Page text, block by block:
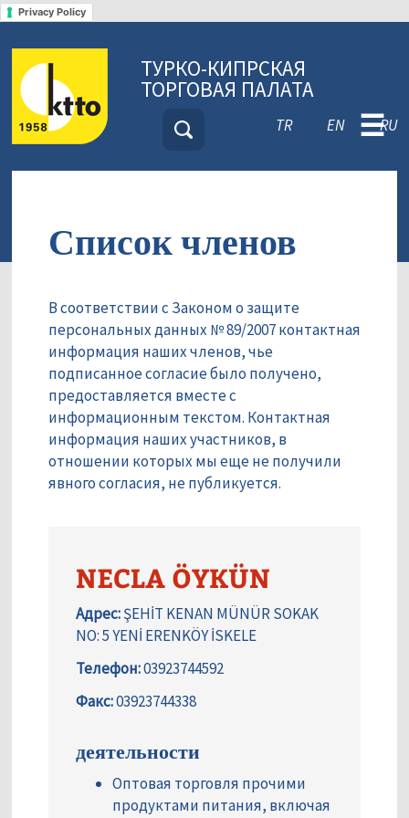
Privacy Policy
ТУРКО-КИПРСКАЯ
ТОРГОВАЯ ПАЛАТА
TR EN RU
☰
Список членов
В соответствии с Законом о защите
персональных данных № 89/2007 контактная
информация наших членов, чье
подписанное согласие было получено,
предоставляется вместе с
информационным текстом. Контактная
информация наших участников, в
отношении которых мы еще не получили
явного согласия, не публикуется.
NECLA ÖYKÜN
Адрес:ŞEHİT KENAN MÜNÜR SOKAK
NO: 5 YENİ ERENKÖY İSKELE
Телефон:03923744592
Факс:03923744338
деятельности
Оптовая торговля прочими
продуктами питания, включая